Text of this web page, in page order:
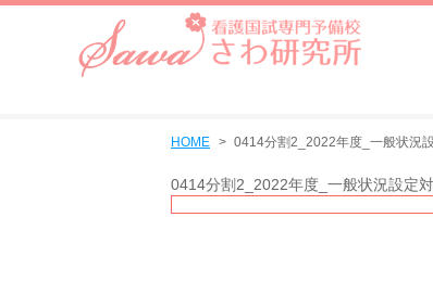
HOME 0414分割2_2022年度_一般状況
0414分割2_2022年度_一般状況設定